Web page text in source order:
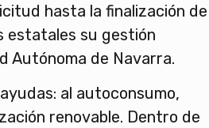
hasta la finalización de
estatales su gestión
Autónoma de Navarra.
al autoconsumo,
renovable. Dentro de